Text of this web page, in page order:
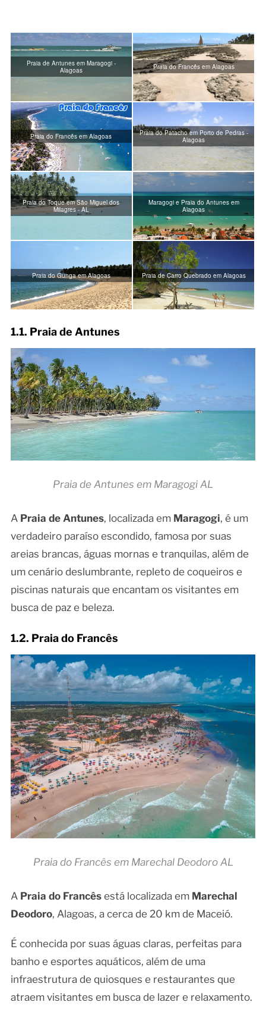
Praia de Antunes em Maragogi -
Alagoas
Praia do Francês em Alagoas
Praia do Francês em Alagoas
Praia do Patacho em Porto de Pedras -
Alagoas
Praia do Toque em São Miguel dos
Milagres - AL
Maragogi e Praia do Antunes em
Alagoas
Praia do Gunga em Alagoas Praia de Carro Quebrado em Alagoas
1.1. Praia de Antunes
Praia de Antunes em Maragogi AL
A Praia de Antunes, localizada em Maragogi, é um
verdadeiro paraíso escondido, famosa por suas
areias brancas, águas mornas e tranquilas, além de
um cenário deslumbrante, repleto de coqueiros e
piscinas naturais que encantam os visitantes em
busca de paz e beleza.
1.2. Praia do Francês
Praia do Francês em Marechal Deodoro AL
A Praia do Francêsestá localizada em Marechal
Deodoro, Alagoas, a cerca de 20 km de Maceió.
É conhecida por suas águas claras, perfeitas para
banho e esportes aquáticos, além de uma
infraestrutura de quiosques e restaurantes que
atraem visitantes em busca de lazer e relaxamento.